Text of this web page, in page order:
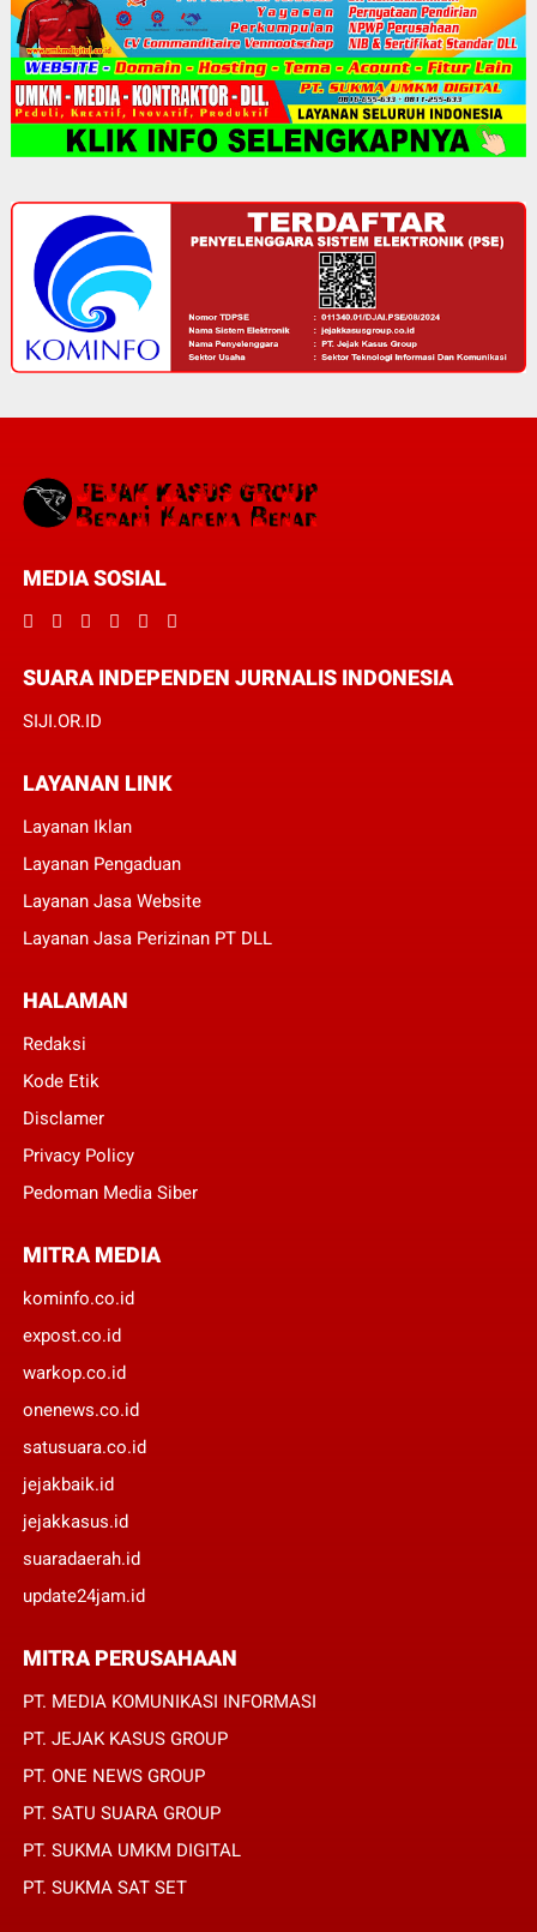
MEDIA SOSIAL
SUARA INDEPENDEN JURNALIS INDONESIA
SIJI.OR.ID
LAYANAN LINK
Layanan Iklan
Layanan Pengaduan
Layanan Jasa Website
Layanan Jasa Perizinan PT DLL
HALAMAN
Redaksi
Kode Etik
Disclamer
Privacy Policy
Pedoman Media Siber
MITRA MEDIA
kominfo.co.id
expost.co.id
warkop.co.id
onenews.co.id
satusuara.co.id
jejakbaik.id
jejakkasus.id
suaradaerah.id
update24jam.id
MITRA PERUSAHAAN
PT. MEDIA KOMUNIKASI INFORMASI
PT. JEJAK KASUS GROUP
PT. ONE NEWS GROUP
PT. SATU SUARA GROUP
PT. SUKMA UMKM DIGITAL
PT. SUKMA SAT SET